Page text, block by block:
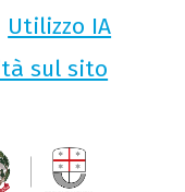
Utilizzo IA
sul sito